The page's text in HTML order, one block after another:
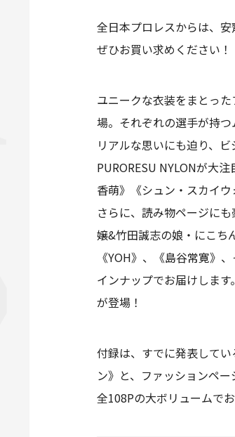
全日本プロレスからは、
ぜひお買い求めください！
ユニークな衣装をまとっ
場。それぞれの選手が持
リアルな思いにも迫り、
PURORESU NYLONが大
香萌》《シュン・スカイ
さらに、読み物ページに
嬢&竹田誠志の娘・にこち
《YOH》、《島谷常寛》
インナップでお届けしま
が登場！
付録は、すでに発表して
ン》と、ファッションペ
全108Pの大ボリュームで